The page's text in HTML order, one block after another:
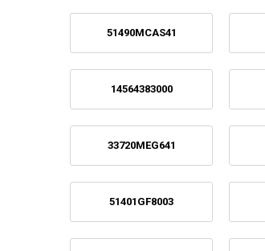
51490MCAS41
14564383000
33720MEG641
51401GF8003